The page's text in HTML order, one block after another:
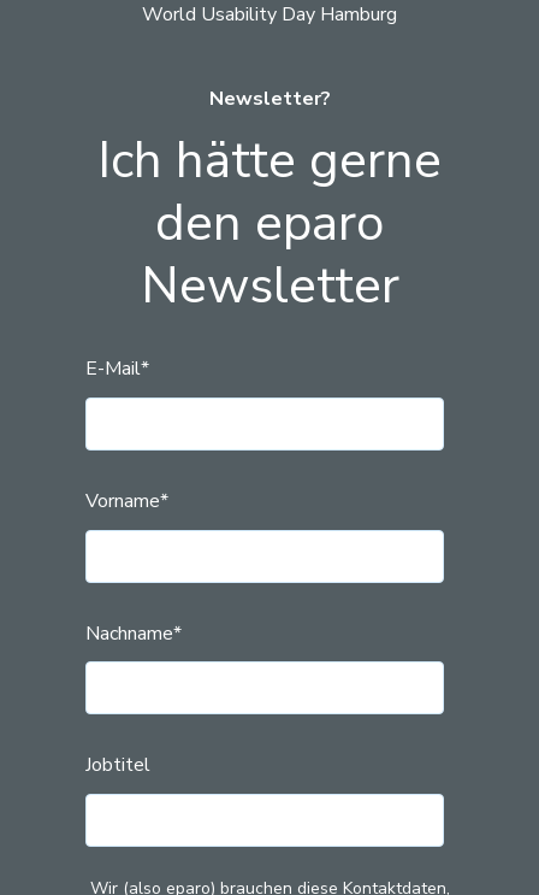
World Usability Day Hamburg
Newsletter?
Ich hätte gerne
den eparo
Newsletter
E-Mail*
Vorname*
Nachname*
Jobtitel
Wir (also eparo) brauchen diese Kontaktdaten,